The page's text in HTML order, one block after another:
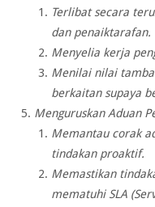
Terlibat secara
dan penaiktarafan.
Menyelia kerja
Menilai nilai
berkaitan supaya
Menguruskan Aduan
Memantau corak
tindakan proaktif.
Memastikan
mematuhi SLA